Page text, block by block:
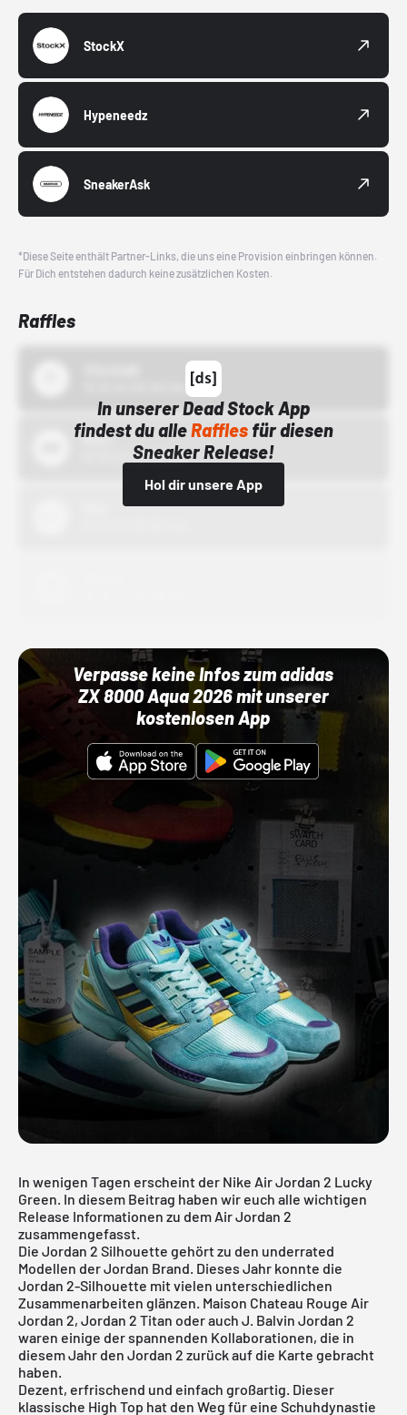
StockX
Hypeneedz
SneakerAsk
*Diese Seite enthält Partner-Links, die uns eine Provision einbringen können.
Für Dich entstehen dadurch keine zusätzlichen Kosten.
Raffles
In unserer Dead Stock App
findest du alleRafflesfür diesen
Sneaker Release!
Hol dir unsere App
Bstn
01.10.22 00:00 Uhr
Verpasse keine Infos zum adidas
ZX 8000 Aqua 2026 mit unserer
kostenlosen App
In wenigen Tagen erscheint der Nike Air Jordan 2 Lucky
Green. In diesem Beitrag haben wir euch alle wichtigen
Release Informationen zu dem Air Jordan 2
zusammengefasst.
Die Jordan 2 Silhouette gehört zu den underrated
Modellen der Jordan Brand. Dieses Jahr konnte die
Jordan 2-Silhouette mit vielen unterschiedlichen
Zusammenarbeiten glänzen. Maison Chateau Rouge Air
Jordan 2, Jordan 2 Titan oder auch J. Balvin Jordan 2
waren einige der spannenden Kollaborationen, die in
diesem Jahr den Jordan 2 zurück auf die Karte gebracht
haben.
Dezent, erfrischend und einfach großartig. Dieser
klassische High Top hat den Weg für eine Schuhdynastie